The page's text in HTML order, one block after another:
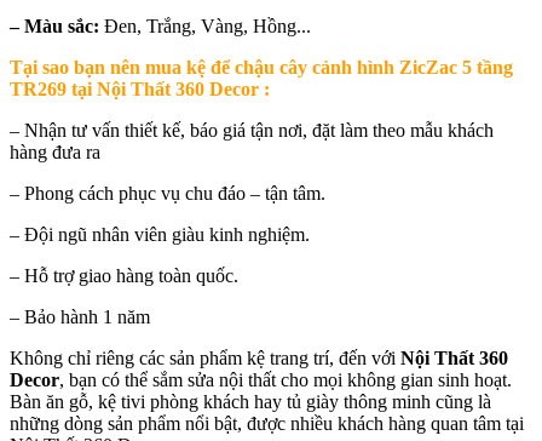
– Màu sắc: Đen, Trắng, Vàng, Hồng...
Tại sao bạn nên mua kệ để chậu cây cảnh hình ZicZac 5 tầng
TR269 tại Nội Thất 360 Decor :
– Nhận tư vấn thiết kế, báo giá tận nơi, đặt làm theo mẫu khách
hàng đưa ra
– Phong cách phục vụ chu đáo – tận tâm.
– Đội ngũ nhân viên giàu kinh nghiệm.
– Hỗ trợ giao hàng toàn quốc.
– Bảo hành 1 năm
Không chỉ riêng các sản phẩm kệ trang trí, đến với Nội Thất 360
Decor, bạn có thể sắm sửa nội thất cho mọi không gian sinh hoạt.
Bàn ăn gỗ, kệ tivi phòng khách hay tủ giày thông minh cũng là
những dòng sản phẩm nổi bật, được nhiều khách hàng quan tâm tại